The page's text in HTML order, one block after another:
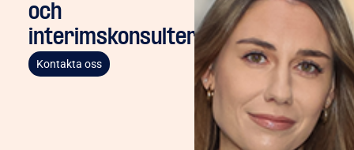
och
interimskonsulter
Kontakta oss